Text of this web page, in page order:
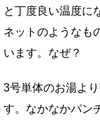
と丁度良い温度に
ネットのようなも
います。なぜ？
3号単体のお湯よ
す。なかなかパン